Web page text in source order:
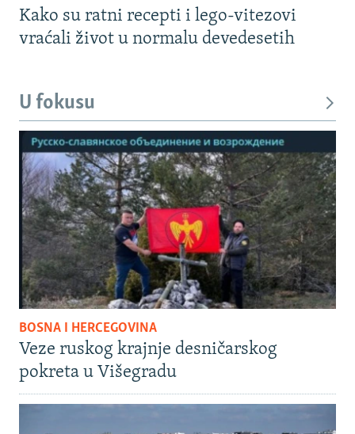
Kako su ratni recepti i lego-vitezovi
vraćali život u normalu devedesetih
U fokusu
BOSNA I HERCEGOVINA
Veze ruskog krajnje desničarskog
pokreta u Višegradu